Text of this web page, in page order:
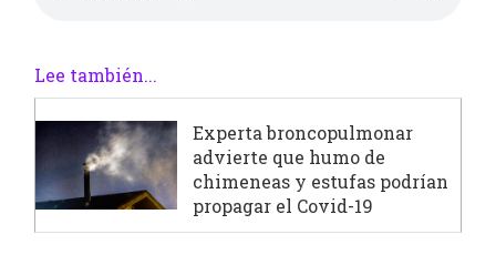
Lee también...
Experta broncopulmonar
advierte que humo de
chimeneas y estufas podrían
propagar el Covid-19